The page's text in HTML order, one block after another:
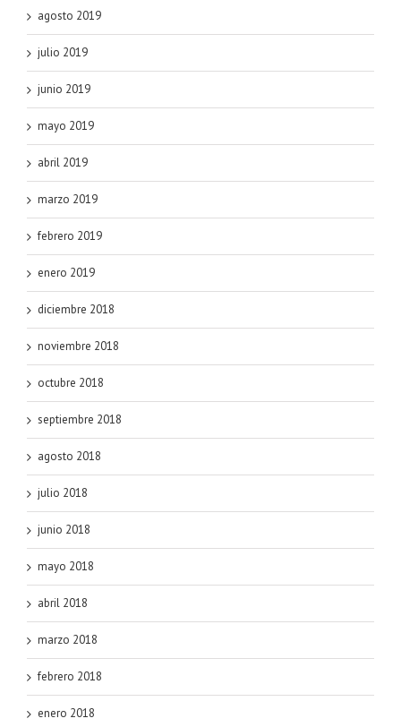
agosto 2019
julio 2019
junio 2019
mayo 2019
abril 2019
marzo 2019
febrero 2019
enero 2019
diciembre 2018
noviembre 2018
octubre 2018
septiembre 2018
agosto 2018
julio 2018
junio 2018
mayo 2018
abril 2018
marzo 2018
febrero 2018
enero 2018